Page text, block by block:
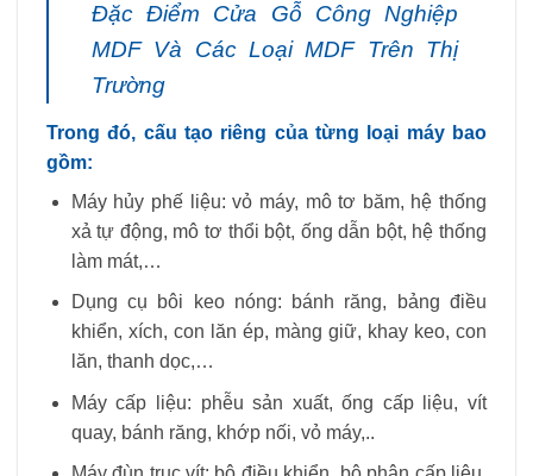
Đặc Điểm Cửa Gỗ Công Nghiệp
MDF Và Các Loại MDF Trên Thị
Trường
Trong đó, cấu tạo riêng của từng loại máy bao
gồm:
Máy hủy phế liệu: vỏ máy, mô tơ băm, hệ thống
xả tự động, mô tơ thổi bột, ống dẫn bột, hệ thống
làm mát,…
Dụng cụ bôi keo nóng: bánh răng, bảng điều
khiển, xích, con lăn ép, màng giữ, khay keo, con
lăn, thanh dọc,…
Máy cấp liệu: phễu sản xuất, ống cấp liệu, vít
quay, bánh răng, khớp nối, vỏ máy,..